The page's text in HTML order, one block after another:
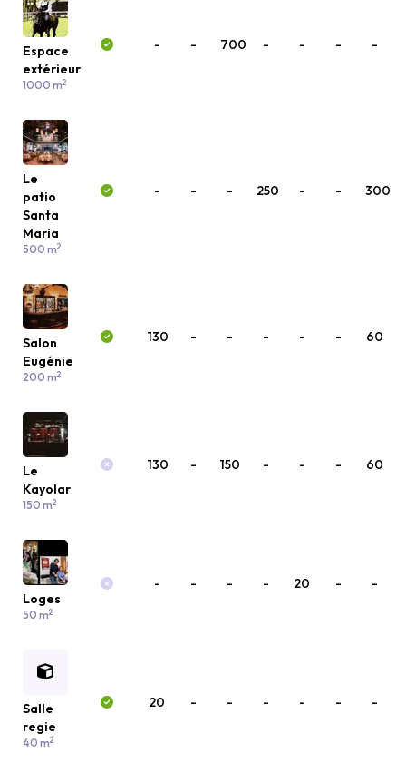
Espace
extérieur
1000 m2
- - 700 - - - -
Le
patio
Santa
Maria
500 m2
- - - 250 - - 300
Salon
Eugénie
200 m2
130 - - - - - 60
Le
Kayolar
150 m2
130 - 150 - - - 60
Loges
50 m2
- - - - 20 - -
Salle
regie
40 m2
20 - - - - - -